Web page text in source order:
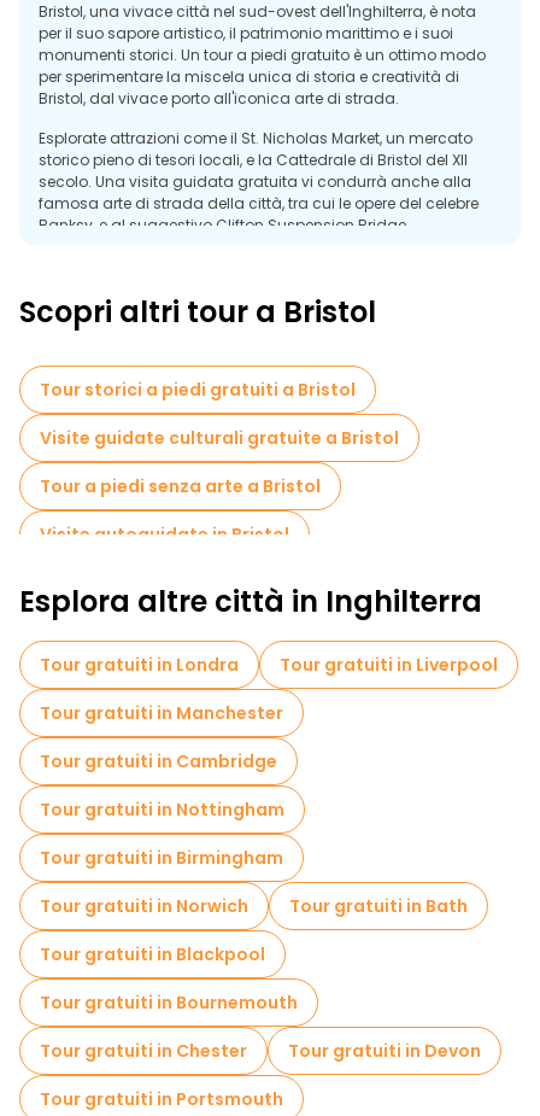
Bristol, una vivace città nel sud-ovest dell'Inghilterra, è nota
per il suo sapore artistico, il patrimonio marittimo e i suoi
monumenti storici. Un tour a piedi gratuito è un ottimo modo
per sperimentare la miscela unica di storia e creatività di
Bristol, dal vivace porto all'iconica arte di strada.
Esplorate attrazioni come il St. Nicholas Market, un mercato
storico pieno di tesori locali, e la Cattedrale di Bristol del XII
secolo. Una visita guidata gratuita vi condurrà anche alla
famosa arte di strada della città, tra cui le opere del celebre
Banksy, e al suggestivo Clifton Suspension Bridge.
l'introduzione perfetta alla storia, all'arte e alle meraviglie
architettoniche di questa vivace città.
Scopri altri tour a Bristol
Tour storici a piedi gratuiti a Bristol
Visite guidate culturali gratuite a Bristol
Tour a piedi senza arte a Bristol
Visite autoguidate in Bristol
Tour gratuiti dei graffiti in Bristol
Esplora altre città in Inghilterra
Tour gratuiti in Londra
Tour gratuiti in Liverpool
Tour gratuiti in Manchester
Tour gratuiti in Cambridge
Tour gratuiti in Nottingham
Tour gratuiti in Birmingham
Tour gratuiti in Norwich
Tour gratuiti in Bath
Tour gratuiti in Blackpool
Tour gratuiti in Bournemouth
Tour gratuiti in Chester
Tour gratuiti in Devon
Tour gratuiti in Portsmouth